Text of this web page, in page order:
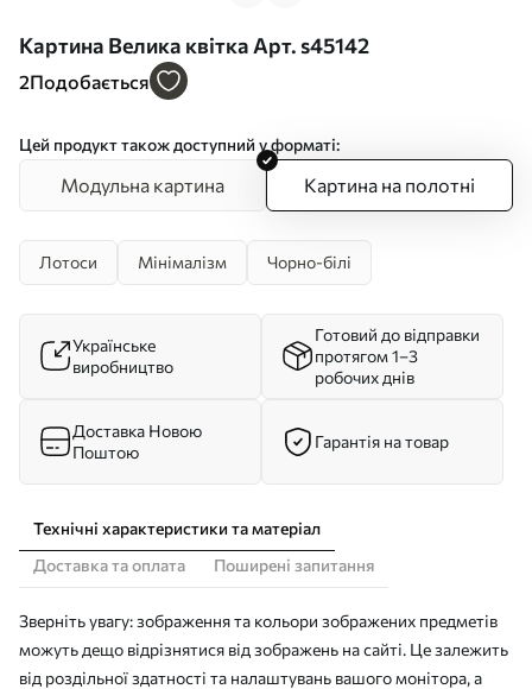
Картина Велика квітка Арт. s45142
2Подобається
Цей продукт також доступний у форматі:
Модульна картина Картина на полотні
Лотоси Мінімалізм Чорно-білі
Українське
виробництво
Готовий до відправки
протягом 1–3
робочих днів
Доставка Новою
Поштою
Гарантія на товар
Технічні характеристики та матеріал
Доставка та оплата
Поширені запитання
Зверніть увагу: зображення та кольори зображених предметів
можуть дещо відрізнятися від зображень на сайті. Це залежить
від роздільної здатності та налаштувань вашого монітора, а